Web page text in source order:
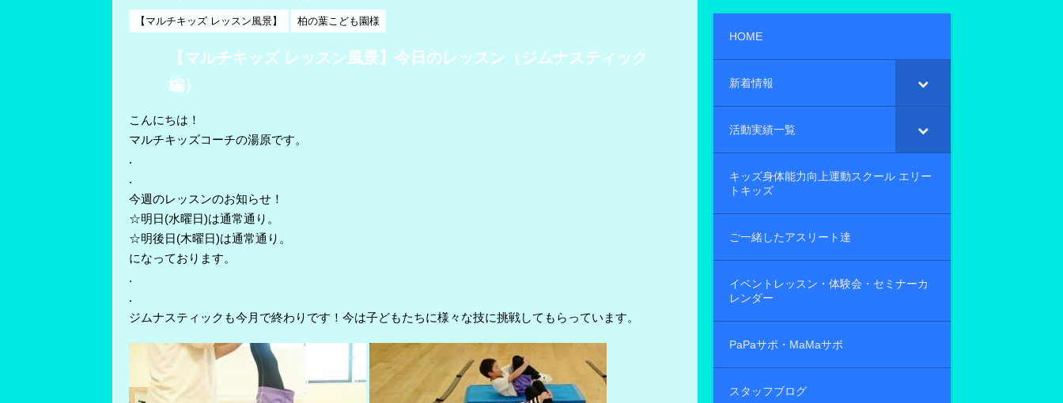
【マルチキッズ レッスン風景】 柏の葉こども園様
【マルチキッズ レッスン風景】今日のレッスン（ジムナスティック
編）
こんにちは！
マルチキッズコーチの湯原です。
.
.
今週のレッスンのお知らせ！
☆明日(水曜日)は通常通り。
☆明後日(木曜日)は通常通り。
になっております。
.
.
ジムナスティックも今月で終わりです！今は子どもたちに様々な技に挑戦してもらっています。
HOME
新着情報
活動実績一覧
キッズ身体能力向上運動スクール エリー
トキッズ
ご一緒したアスリート達
イベントレッスン・体験会・セミナーカ
レンダー
PaPaサポ・MaMaサポ
スタッフブログ